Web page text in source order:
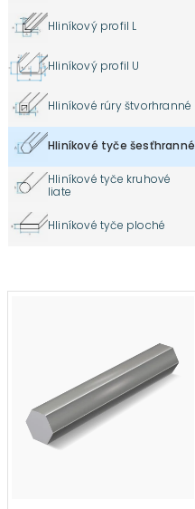
Hliníkový profil L
Hliníkový profil U
Hliníkové rúry štvorhranné
Hliníkové tyče šesťhranné
Hliníkové tyče kruhové
liate
Hliníkové tyče ploché